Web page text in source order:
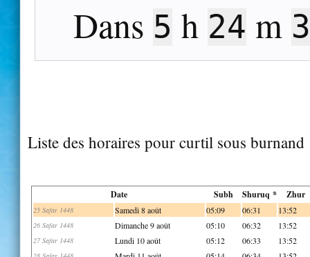
Dans 5 h 24 m
Liste des horaires pour curtil sous burnand
Date Subh Shuruq * Zhur
25 Safar 1448 Samedi 8 août 05:09 06:31 13:52
26 Safar 1448 Dimanche 9 août 05:10 06:32 13:52
27 Safar 1448 Lundi 10 août 05:12 06:33 13:52